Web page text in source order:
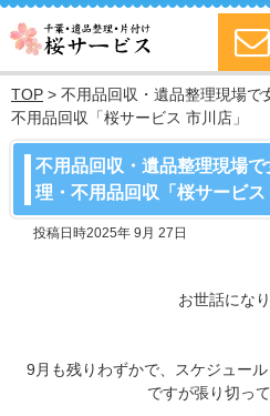
TOP > 不用品回収・遺品整理現場で
不用品回収「桜サービス 市川店」
不用品回収・遺品整理現場
理・不用品回収「桜サービス
投稿日時2025年 9月 27日
お世話になり
9月も残りわずかで、スケジュー
ですが張り切っ